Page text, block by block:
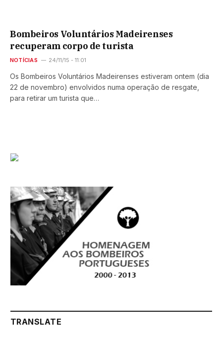
Bombeiros Voluntários Madeirenses
recuperam corpo de turista
NOTÍCIAS 24/11/15 - 11:01
Os Bombeiros Voluntários Madeirenses estiveram ontem (dia
22 de novembro) envolvidos numa operação de resgate,
para retirar um turista que…
TRANSLATE